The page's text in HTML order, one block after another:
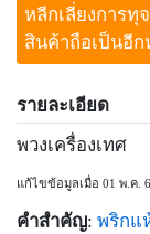
หลีกเลี่ยงการทุ
สินค้าถือเป็นอี
รายละเอียด
พวงเครื่องเทศ
แก้ไขข้อมูลเมื่อ 01 พ.ค.
คำสำคัญ: พริกแ